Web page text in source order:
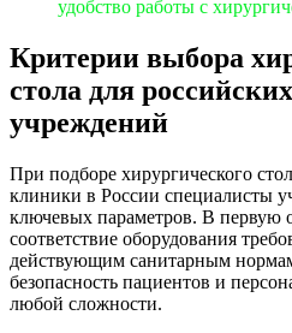
удобство работы с
Критерии выбора
стола для
учреждений
При подборе хирургического
клиники в России специалисты
ключевых параметров. В первую
соответствие оборудования
действующим санитарным
безопасность пациентов и
любой сложности.